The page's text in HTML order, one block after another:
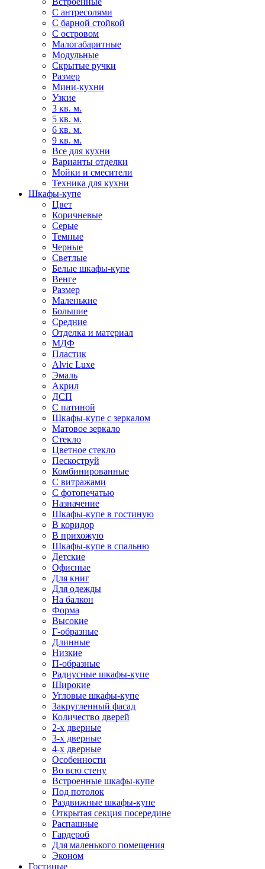
С антресолями
С барной стойкой
С островом
Малогабаритные
Модульные
Скрытые ручки
Размер
Мини-кухни
Узкие
3 кв. м.
5 кв. м.
6 кв. м.
9 кв. м.
Все для кухни
Варианты отделки
Мойки и смесители
Техника для кухни
Шкафы-купе
Цвет
Коричневые
Серые
Темные
Черные
Светлые
Белые шкафы-купе
Венге
Размер
Маленькие
Большие
Средние
Отделка и материал
МДФ
Пластик
Alvic Luxe
Эмаль
Акрил
ДСП
С патиной
Шкафы-купе с зеркалом
Матовое зеркало
Стекло
Цветное стекло
Пескоструй
Комбинированные
С витражами
С фотопечатью
Назначение
Шкафы-купе в гостиную
В коридор
В прихожую
Шкафы-купе в спальню
Детские
Офисные
Для книг
Для одежды
На балкон
Форма
Высокие
Г-образные
Длинные
Низкие
П-образные
Радиусные шкафы-купе
Широкие
Угловые шкафы-купе
Закругленный фасад
Количество дверей
2-х дверные
3-х дверные
4-х дверные
Особенности
Во всю стену
Встроенные шкафы-купе
Под потолок
Раздвижные шкафы-купе
Открытая секция посередине
Распашные
Гардероб
Для маленького помещения
Эконом
Гостиные